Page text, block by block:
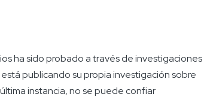
ha sido probado a través de investigaciones
publicando su propia investigación sobre
instancia, no se puede confiar